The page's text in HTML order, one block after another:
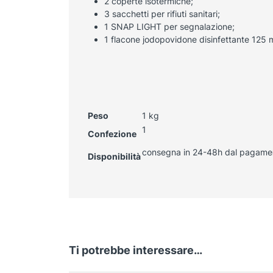
3 sacchetti per rifiuti sanitari;
1 SNAP LIGHT per segnalazione;
1 flacone jodopovidone disinfettante 125
Peso
1 kg
Confezione
1
Disponibilitàconsegna in 24-48h dal
Ti potrebbe interessare…